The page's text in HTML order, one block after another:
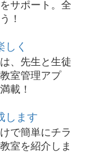
サポート。全
！
く
、先生と生徒
室管理アプ
載！
します
で簡単にチラ
室を紹介しま